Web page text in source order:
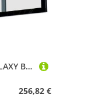
EXIT Basketballkorb GALAXY Board Dunk, BxH: 117x77 cm
256,82 €